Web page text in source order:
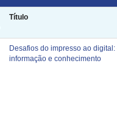
Título
Desafios do impresso ao
informação e conhecimento